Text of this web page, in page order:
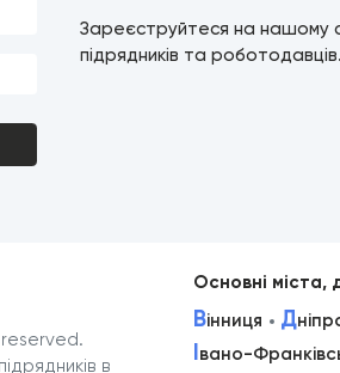
Зареєструйтеся на нашому
підрядників та роботодавців.
в
Основні
Вінниця Д
Івано-